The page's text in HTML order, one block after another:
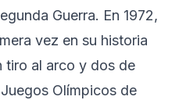
Guerra. En 1972,
vez en su historia
tiro al arco y dos de
Olímpicos de